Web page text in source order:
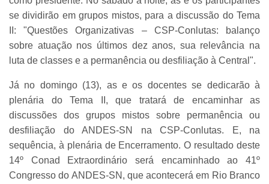
se dividirão em grupos mistos, para a discussão do Tema
II: "Questões Organizativas – CSP-Conlutas: balanço
sobre atuação nos últimos dez anos, sua relevância na
luta de classes e a permanência ou desfiliação à Central".
Já no domingo (13), as e os docentes se dedicarão à
plenária do Tema II, que tratará de encaminhar as
discussões dos grupos mistos sobre permanência ou
desfiliação do ANDES-SN na CSP-Conlutas. E, na
sequência, à plenária de Encerramento. O resultado deste
14º Conad Extraordinário será encaminhado ao 41º
Congresso do ANDES-SN, que acontecerá em Rio Branco